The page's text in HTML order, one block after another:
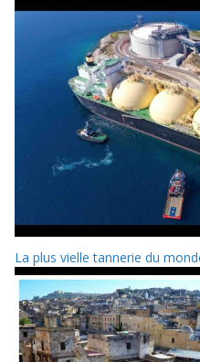
La plus vielle tannerie du